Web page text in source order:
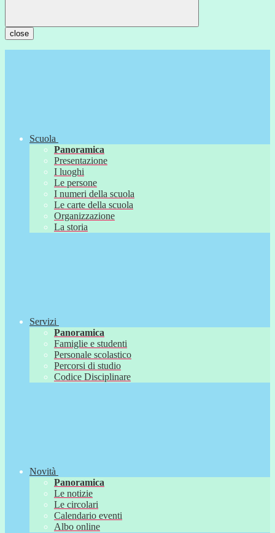
close
Scuola
Panoramica
Presentazione
I luoghi
Le persone
I numeri della scuola
Le carte della scuola
Organizzazione
La storia
Servizi
Panoramica
Famiglie e studenti
Personale scolastico
Percorsi di studio
Codice Disciplinare
Novità
Panoramica
Le notizie
Le circolari
Calendario eventi
Albo online